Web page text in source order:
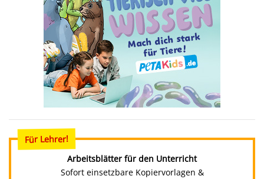
Für Lehrer!
Arbeitsblätter für den Unterricht
Sofort einsetzbare Kopiervorlagen &